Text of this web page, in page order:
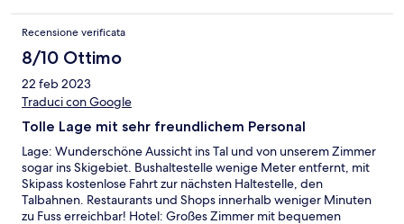
Recensione verificata
8/10 Ottimo
22 feb 2023
Traduci con Google
Tolle Lage mit sehr freundlichem Personal
Lage: Wunderschöne Aussicht ins Tal und von unserem Zimmer
sogar ins Skigebiet. Bushaltestelle wenige Meter entfernt, mit
Skipass kostenlose Fahrt zur nächsten Haltestelle, den
Talbahnen. Restaurants und Shops innerhalb weniger Minuten
zu Fuss erreichbar! Hotel: Großes Zimmer mit bequemen